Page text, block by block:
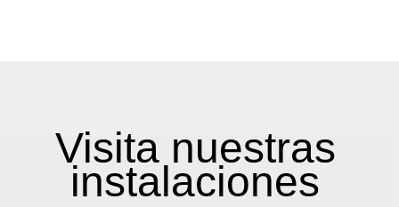
Visita nuestras
instalaciones